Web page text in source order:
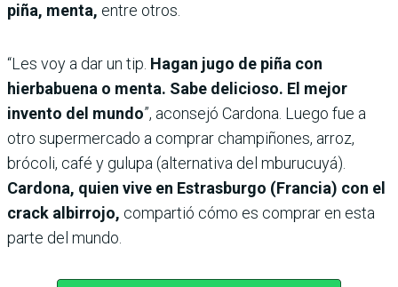
piña, menta, entre otros.
“Les voy a dar un tip. Hagan jugo de piña con
hierbabuena o menta. Sabe delicioso. El mejor
invento del mundo”, aconsejó Cardona. Luego fue a
otro supermercado a comprar champiñones, arroz,
brócoli, café y gulupa (alternativa del mburucuyá).
Cardona, quien vive en Estrasburgo (Francia) con el
crack albirrojo, compartió cómo es comprar en esta
parte del mundo.